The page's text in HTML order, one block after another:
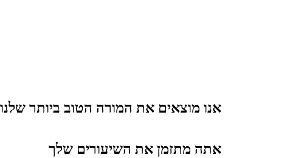
אנו מוצאים את המורה הטוב ביותר
אתה מתזמן את השיעורים שלך